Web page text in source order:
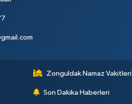
Zonguldak Namaz Vakitleri
Son Dakika Haberleri